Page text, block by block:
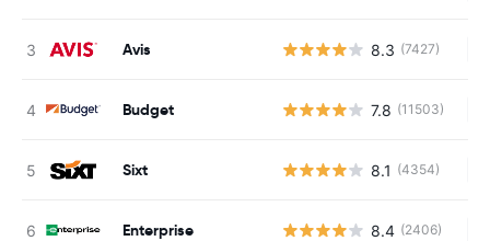
Avis 8.3 (7427)
Budget 7.8 (11503)
Sixt 8.1 (4354)
Enterprise 8.4 (2406)